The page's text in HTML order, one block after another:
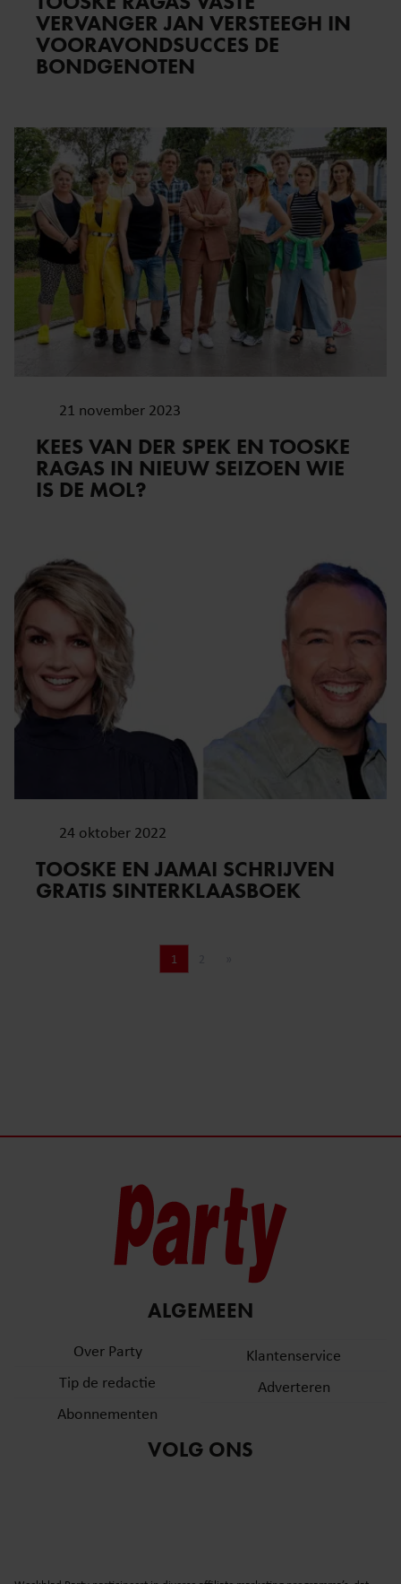
VERVANGER JAN VERSTEEGH IN
VOORAVONDSUCCES DE
BONDGENOTEN
21 november 2023
KEES VAN DER SPEK EN TOOSKE
RAGAS IN NIEUW SEIZOEN WIE
IS DE MOL?
24 oktober 2022
TOOSKE EN JAMAI SCHRIJVEN
GRATIS SINTERKLAASBOEK
Pagina
1
ALGEMEEN
Over Party
Tip de redactie
Abonnementen
Klantenservice
Adverteren
VOLG ONS